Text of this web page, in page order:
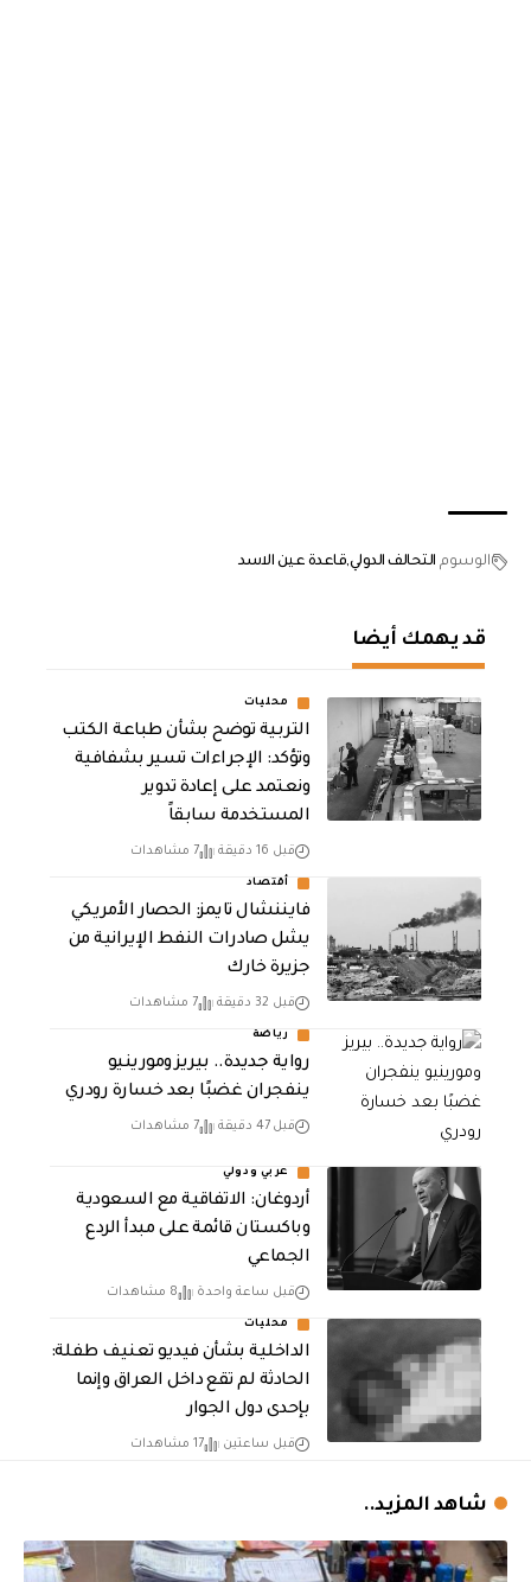
الوسوم التحالف الدوليقاعدة عين الاسد
قد يهمك أيضا
محليات
التربية توضح بشأن طباعة الكتب
وتؤكد: الإجراءات تسير بشفافية
ونعتمد على إعادة تدوير
المستخدمة سابقاً
قبل 16 دقيقة 7 مشاهدات
أقتصاد
فايننشال تايمز: الحصار الأمريكي
يشل صادرات النفط الإيرانية من
جزيرة خارك
قبل 32 دقيقة 7 مشاهدات
رياضة
رواية جديدة.. بيريز ومورينيو
ينفجران غضبًا بعد خسارة رودري
قبل 47 دقيقة 7 مشاهدات
عربي ودولي
أردوغان: الاتفاقية مع السعودية
وباكستان قائمة على مبدأ الردع
الجماعي
قبل ساعة واحدة 8 مشاهدات
محليات
الداخلية بشأن فيديو تعنيف طفلة:
الحادثة لم تقع داخل العراق وإنما
بإحدى دول الجوار
قبل ساعتين 17 مشاهدات
شاهد المزيد..